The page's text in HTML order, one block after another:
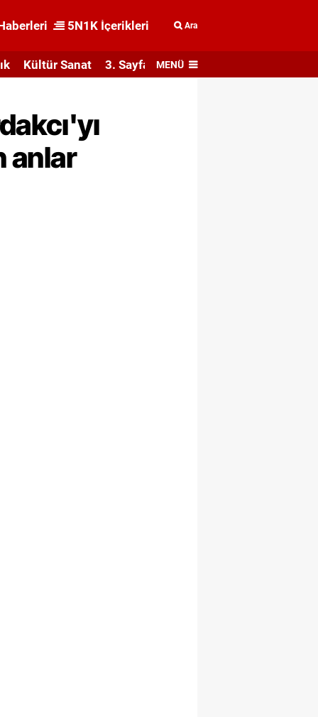
5N1K İçerikleri Ara
Kültür Sanat 3. Sayfa MENÜ
anlar